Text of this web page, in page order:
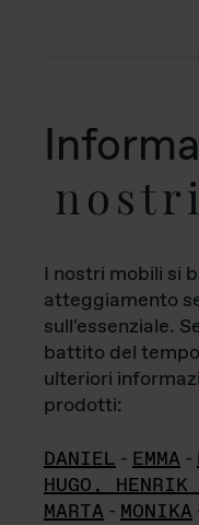
I nostri mobili si
atteggiamento
sull'essenziale.
battito del
ulteriori
prodotti:
DANIEL - EMMA -
HUGO,
MARTA - MONIKA